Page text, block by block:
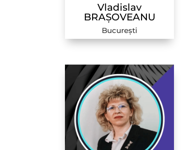
Vladislav
BRAȘOVEANU
București